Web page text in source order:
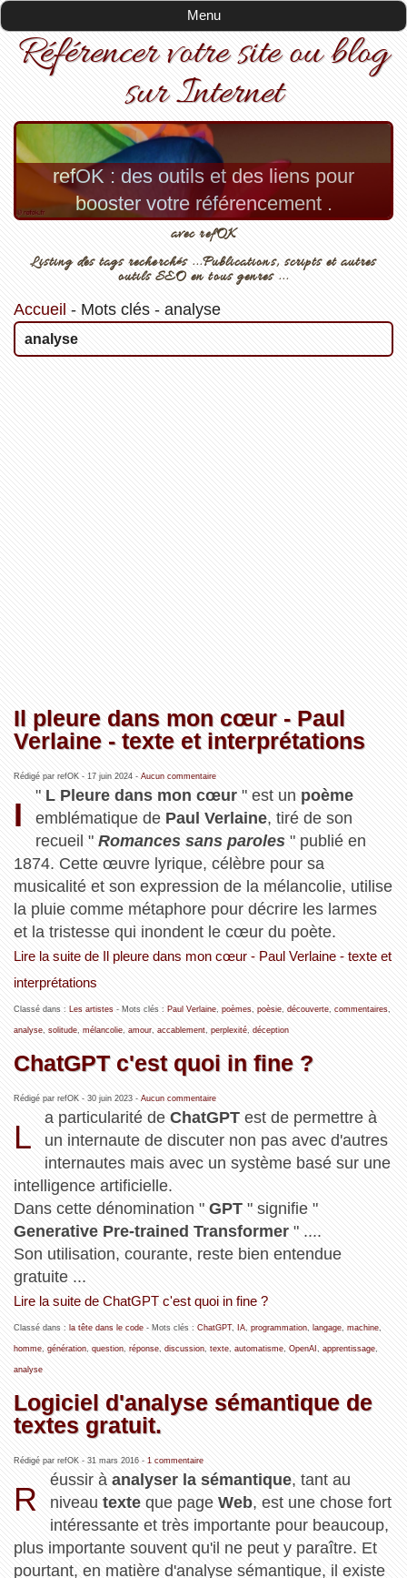
Menu
Référencer votre site ou blog
sur Internet
refOK : des outils et des liens pour
booster votre référencement .
avec refOK
Listing des tags recherchés ...Publications, scripts et autres
outils SEO en tous genres ...
Accueil - Mots clés- analyse
analyse
Il pleure dans mon cœur - Paul
Verlaine - texte et interprétations
Rédigé par refOK - 17 juin 2024- Aucun commentaire
"
I
L Pleure dans mon cœur " est un poème
emblématique de Paul Verlaine, tiré de son
recueil "Romances sans paroles " publié en
1874. Cette œuvre lyrique, célèbre pour sa
musicalité et son expression de la mélancolie, utilise
la pluie comme métaphore pour décrire les larmes
et la tristesse qui inondent le cœur du poète.
Lire la suite de Il pleure dans mon cœur - Paul Verlaine - texte et
interprétations
Classé dans : Les artistes- Mots clés : Paul Verlaine, poèmes, poèsie, découverte, commentaires,
analyse, solitude, mélancolie, amour, accablement, perplexité, déception
ChatGPT c'est quoi in fine ?
Rédigé par refOK - 30 juin 2023- Aucun commentaire
L
a particularité deChatGPTest de permettre à
un internaute de discuter non pas avec d'autres
internautes mais avec un système basé sur une
intelligence artificielle.
Dans cette dénomination " GPT " signifie "
Generative Pre-trained Transformer" ....
Son utilisation, courante, reste bien entendue
gratuite ...
Lire la suite de ChatGPT c'est quoi in fine ?
Classé dans : la tête dans le code- Mots clés : ChatGPT, IA, programmation, langage, machine,
homme, génération, question, réponse, discussion, texte, automatisme, OpenAI apprentissage,
analyse
Logiciel d'analyse sémantique de
textes gratuit.
Rédigé par refOK - 31 mars 2016- 1 commentaire
R
éussir àanalyser la sémantique, tant au
niveautexte que pageWeb, est une chose fort
intéressante et très importante pour beaucoup,
plus importante souvent qu'il ne peut y paraître. Et
pourtant, en matière d'analyse sémantique, il existe